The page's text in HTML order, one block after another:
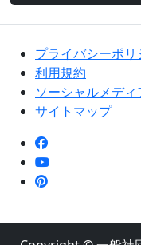
プライバシーポリ
利用規約
ソーシャルメデ
サイトマップ